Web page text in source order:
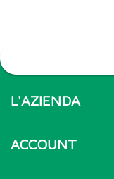
L'AZIENDA
ACCOUNT